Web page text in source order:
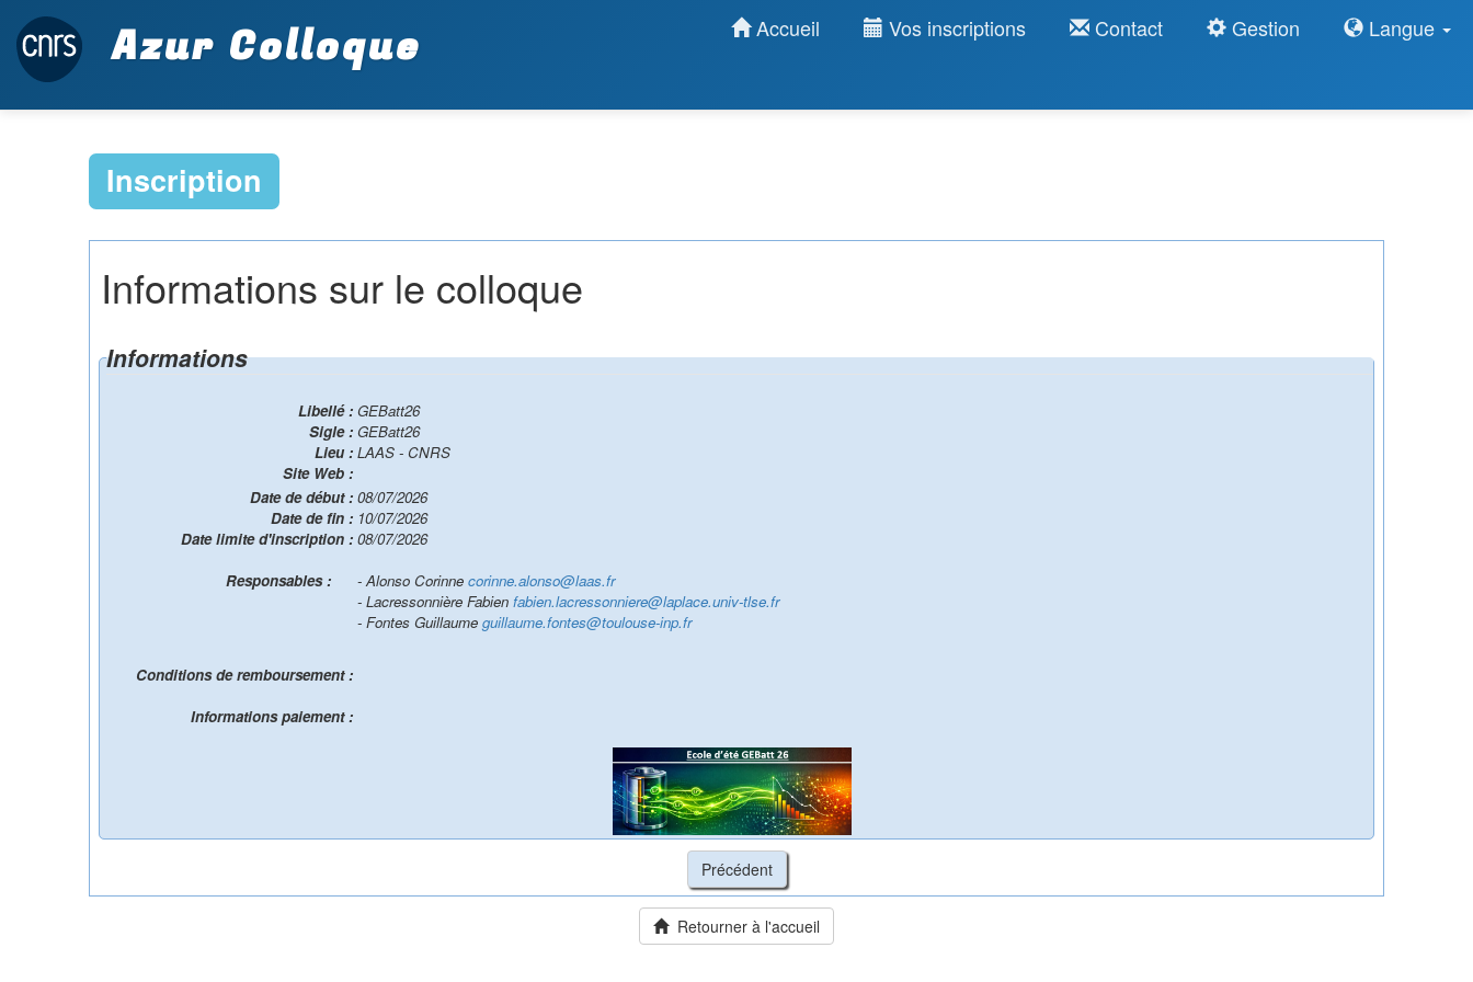
Azur Colloque Accueil Vos inscriptions Contact Gestion Langue
Inscription
Informations sur le colloque
Informations
Libellé : GEBatt26
Sigle : GEBatt26
Lieu : LAAS - CNRS
Site Web :
Date de début : 08/07/2026
Date de fin : 10/07/2026
Date limite d'inscription : 08/07/2026
- Alonso Corinne corinne.alonso@laas.fr
- Lacressonnière Fabien fabien.lacressonniere@laplace.univ-tlse.fr
- Fontes Guillaume guillaume.fontes@toulouse-inp.fr
Conditions de remboursement :
Informations paiement :
Retourner à l'accueil